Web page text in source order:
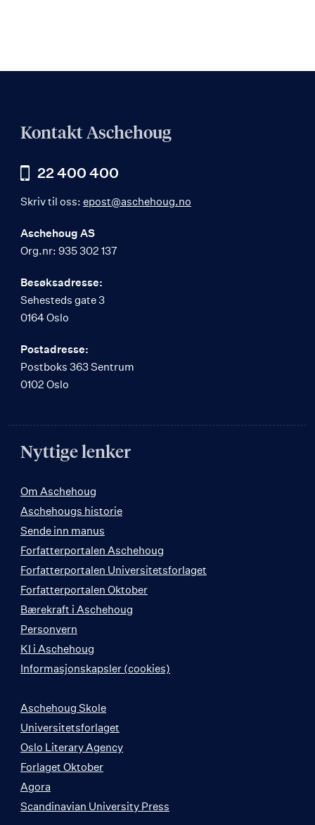
Kontakt Aschehoug
22 400 400
Skriv til oss: epost@aschehoug.no
Aschehoug AS
Org.nr: 935 302 137
Besøksadresse:
Sehesteds gate 3
0164 Oslo
Postadresse:
Postboks 363 Sentrum
0102 Oslo
Nyttige lenker
Om Aschehoug
Aschehougs historie
Sende inn manus
Forfatterportalen Aschehoug
Forfatterportalen Universitetsforlaget
Forfatterportalen Oktober
Bærekraft i Aschehoug
Personvern
KI i Aschehoug
Informasjonskapsler (cookies)
Aschehoug Skole
Universitetsforlaget
Oslo Literary Agency
Forlaget Oktober
Agora
Scandinavian University Press